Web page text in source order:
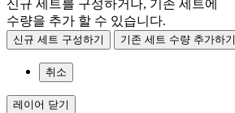
신규 세트를 구성하거나, 기존 세트에
수량을 추가 할 수 있습니다.
신규 세트 구성하기 기존 세트 수량 추가하기
취소
레이어 닫기